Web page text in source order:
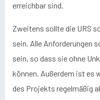
erreichbar sind.
Zweitens sollte die URS
sein. Alle Anforderungen
sein, so dass sie ohne
können. Außerdem ist es
des Projekts regelmäßig